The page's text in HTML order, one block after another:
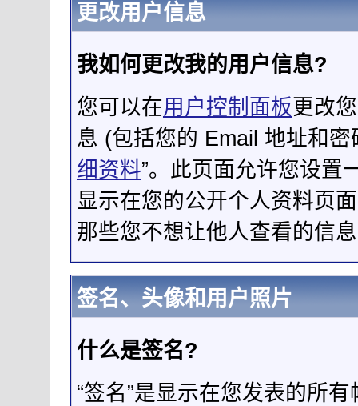
更改用户信息
我如何更改我的用户信息?
您可以在用户控制面板 更改
息 (包括您的 Email 地址和
细资料”。此页面允许您设置
显示在您的公开个人资料页
那些您不想让他人查看的信
签名、头像和用户照片
什么是签名?
“签名”是显示在您发表的所